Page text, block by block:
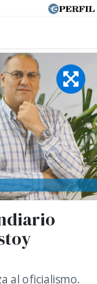
al oficialismo.